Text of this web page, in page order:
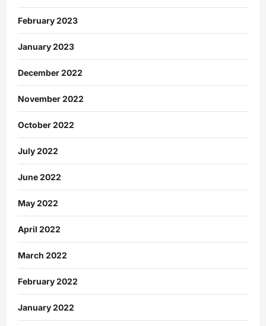
February 2023
January 2023
December 2022
November 2022
October 2022
July 2022
June 2022
May 2022
April 2022
March 2022
February 2022
January 2022